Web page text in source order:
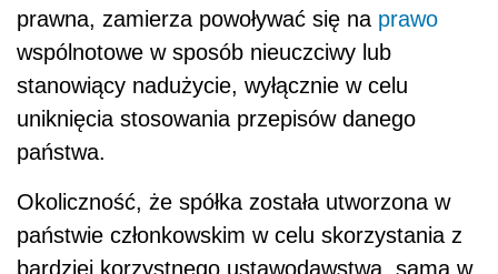
prawna, zamierza powoływać się na prawo
wspólnotowe w sposób nieuczciwy lub
stanowiący nadużycie, wyłącznie w celu
uniknięcia stosowania przepisów danego
państwa.
Okoliczność, że spółka została utworzona w
państwie członkowskim w celu skorzystania z
bardziej korzystnego ustawodawstwa, sama w